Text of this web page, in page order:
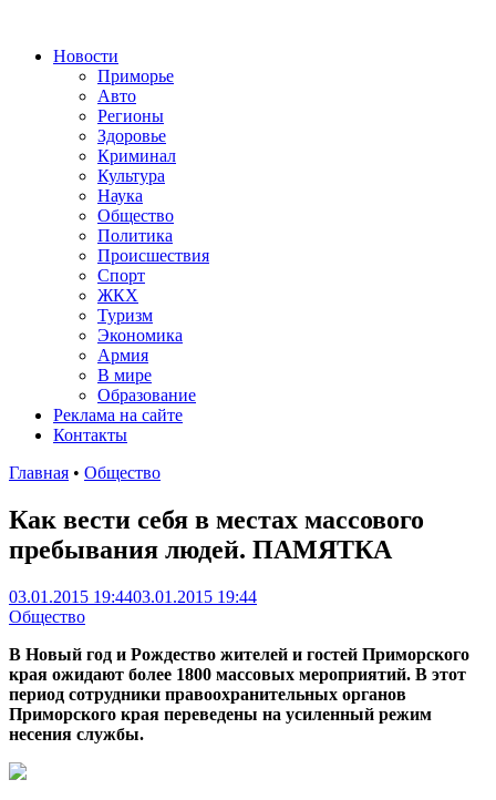
Новости
Приморье
Авто
Регионы
Здоровье
Криминал
Культура
Наука
Общество
Политика
Происшествия
Спорт
ЖКХ
Туризм
Экономика
Армия
В мире
Образование
Реклама на сайте
Контакты
Главная • Общество
Как вести себя в местах массового
пребывания людей. ПАМЯТКА
03.01.2015 19:4403.01.2015 19:44
Общество
В Новый год и Рождество жителей и гостей Приморского
края ожидают более 1800 массовых мероприятий. В этот
период сотрудники правоохранительных органов
Приморского края переведены на усиленный режим
несения службы.